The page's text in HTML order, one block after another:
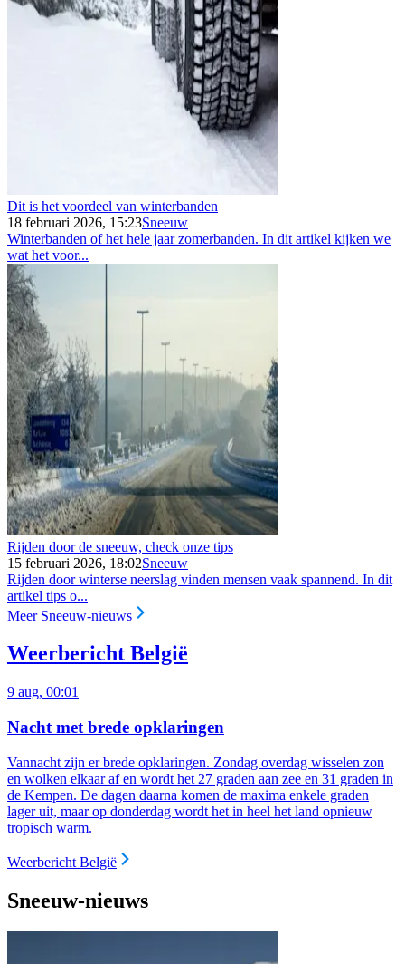
Dit is het voordeel van winterbanden
18 februari 2026, 15:23Sneeuw
Winterbanden of het hele jaar zomerbanden. In dit artikel kijken we
wat het voor...
Rijden door de sneeuw, check onze tips
15 februari 2026, 18:02Sneeuw
Rijden door winterse neerslag vinden mensen vaak spannend. In dit
artikel tips o...
Meer Sneeuw-nieuws
Weerbericht België
9 aug, 00:01
Nacht met brede opklaringen
Vannacht zijn er brede opklaringen. Zondag overdag wisselen zon
en wolken elkaar af en wordt het 27 graden aan zee en 31 graden in
de Kempen. De dagen daarna komen de maxima enkele graden
lager uit, maar op donderdag wordt het in heel het land opnieuw
tropisch warm.
Weerbericht België
Sneeuw-nieuws